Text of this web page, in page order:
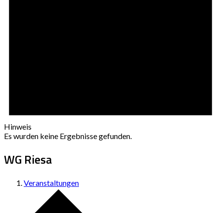
Hinweis
Es wurden keine Ergebnisse gefunden.
WG Riesa
Veranstaltungen